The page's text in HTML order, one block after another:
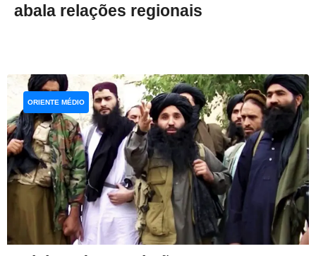
abala relações regionais
ORIENTE MÉDIO